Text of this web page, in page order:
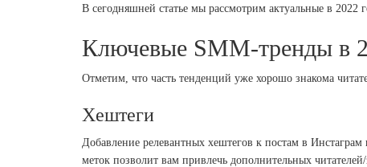
В сегодняшней статье мы рассмотрим актуальные в 2022
Ключевые SMM-тренды в
Отметим, что часть тенденций уже хорошо знакома
Хештеги
Добавление релевантных хештегов к постам в
меток позволит вам привлечь дополнительных